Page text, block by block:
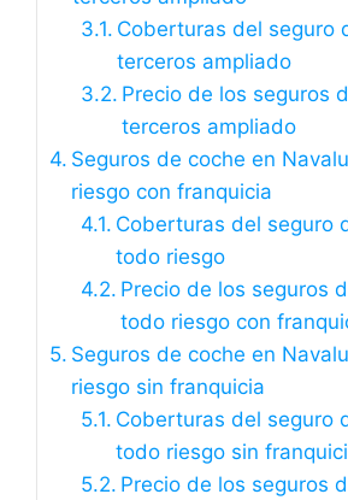
Coberturas del seguro
terceros ampliado
Precio de los seguros
terceros ampliado
Seguros de coche en
riesgo con franquicia
Coberturas del seguro
todo riesgo
Precio de los seguros
todo riesgo con
Seguros de coche en
riesgo sin franquicia
Coberturas del seguro
todo riesgo sin
Precio de los seguros